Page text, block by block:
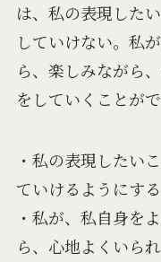
は、私の表現した
していけない。私
ら、楽しみながら
をしていくことが
・私の表現したい
ていけるようにする
・私が、私自身を
ら、心地よくいら